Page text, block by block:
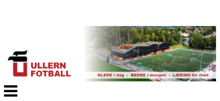
Veksle
navigasjon